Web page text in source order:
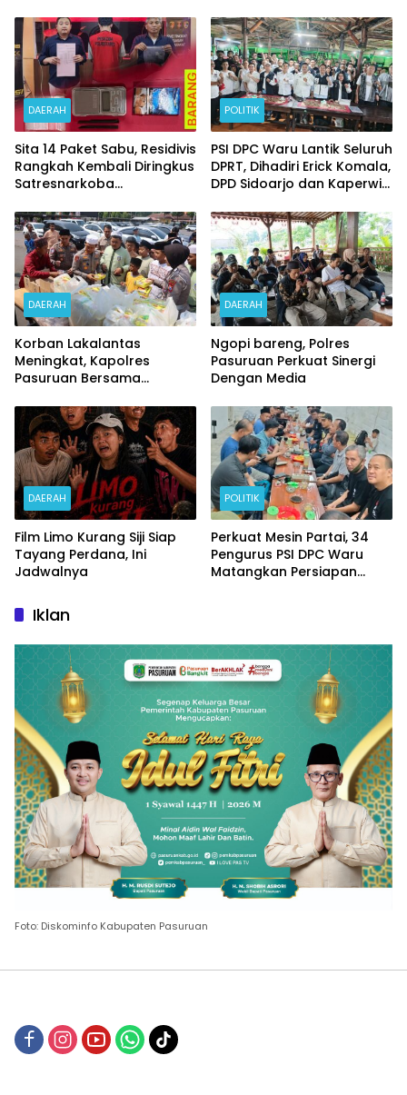
Perjuangkan Anggaran
Perbaikan
Demi Belajar
DAERAH
Sita 14 Paket Sabu, Residivis
Rangkah Kembali Diringkus
Satresnarkoba
POLITIK
PSI DPC Waru Lantik Seluruh
DPRT, Dihadiri Erick Komala,
DPD Sidoarjo dan Kaperwil
DAERAH
Korban Lakalantas
Meningkat, Kapolres
Pasuruan Bersama
Ghaib dan Doa Bersama
DAERAH
Ngopi bareng, Polres
Pasuruan Perkuat Sinergi
Dengan Media
DAERAH
Film Limo Kurang Siji Siap
Tayang Perdana, Ini
Jadwalnya
POLITIK
Perkuat Mesin Partai, 34
Pengurus PSI DPC Waru
Matangkan Persiapan
Iklan
Foto: Diskominfo Kabupaten Pasuruan